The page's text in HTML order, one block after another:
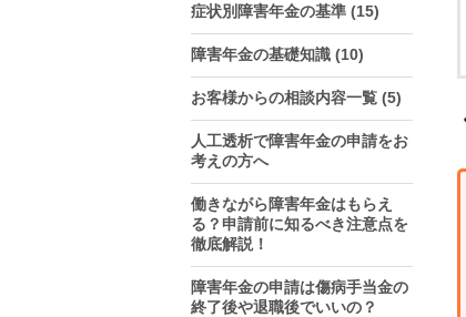
症状別障害年金の基準 (15)
障害年金の基礎知識 (10)
お客様からの相談内容一覧 (5)
人工透析で障害年金の申請をお
考えの方へ
働きながら障害年金はもらえ
る？申請前に知るべき注意点を
徹底解説！
障害年金の申請は傷病手当金の
終了後や退職後でいいの？